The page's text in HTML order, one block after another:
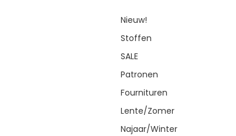
Nieuw!
Stoffen
SALE
Patronen
Fournituren
Lente/Zomer
Najaar/Winter